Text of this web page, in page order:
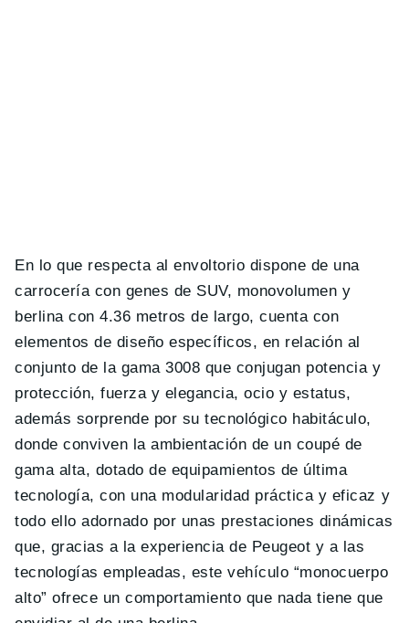
En lo que respecta al envoltorio dispone de una
carrocería con genes de SUV, monovolumen y
berlina con 4.36 metros de largo, cuenta con
elementos de diseño específicos, en relación al
conjunto de la gama 3008 que conjugan potencia y
protección, fuerza y elegancia, ocio y estatus,
además sorprende por su tecnológico habitáculo,
donde conviven la ambientación de un coupé de
gama alta, dotado de equipamientos de última
tecnología, con una modularidad práctica y eficaz y
todo ello adornado por unas prestaciones dinámicas
que, gracias a la experiencia de Peugeot y a las
tecnologías empleadas, este vehículo “monocuerpo
alto” ofrece un comportamiento que nada tiene que